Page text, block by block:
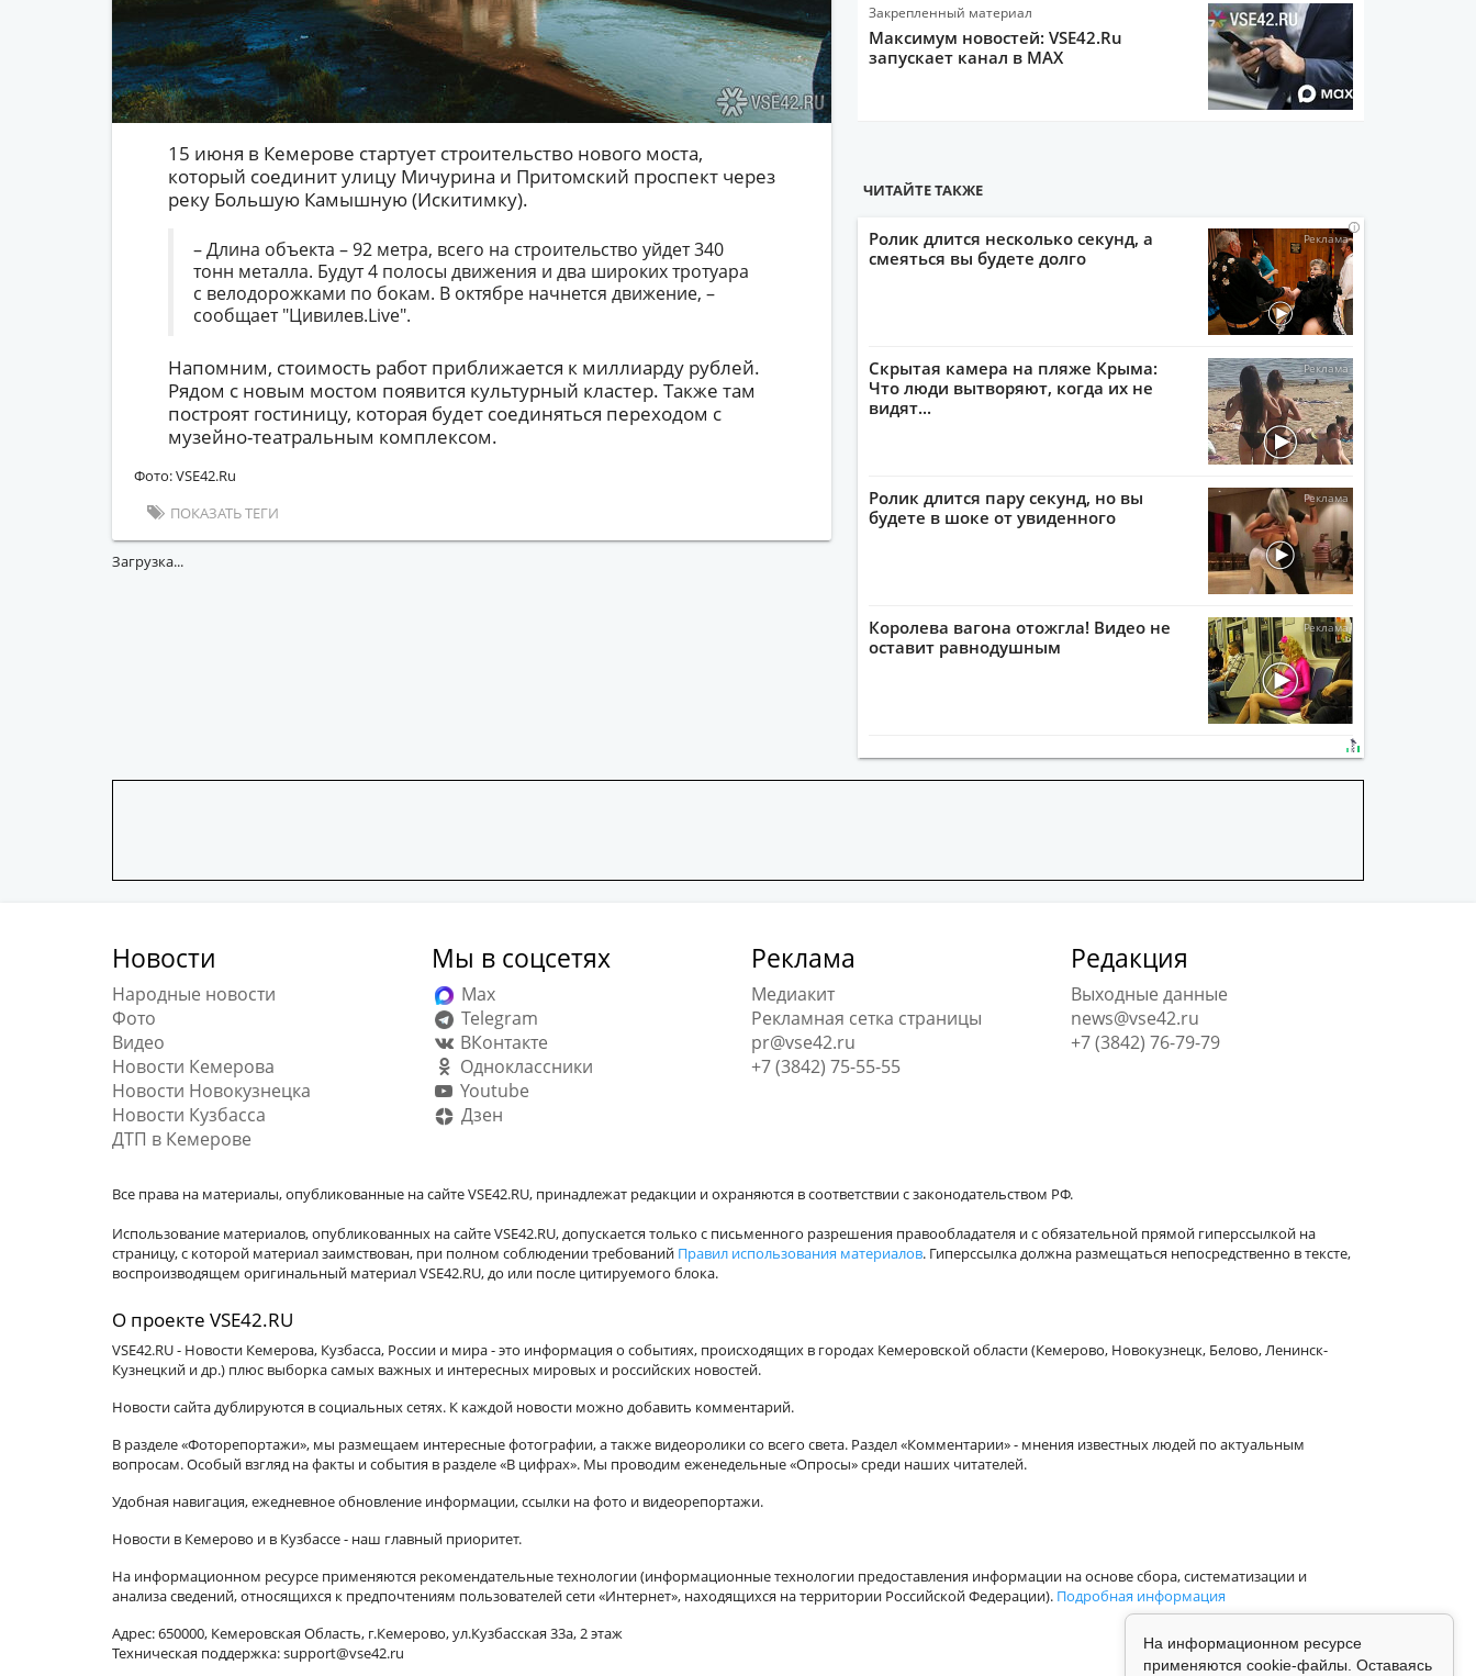
15 июня в Кемерове стартует строительство нового моста,
который соединит улицу Мичурина и Притомский проспект через
реку Большую Камышную (Искитимку).
– Длина объекта – 92 метра, всего на строительство уйдет 340
тонн металла. Будут 4 полосы движения и два широких тротуара
с велодорожками по бокам. В октябре начнется движение, –
сообщает "Цивилев.Live".
Напомним, стоимость работ приближается к миллиарду рублей.
Рядом с новым мостом появится культурный кластер. Также там
построят гостиницу, которая будет соединяться переходом с
музейно-театральным комплексом.
Фото: VSE42.Ru
ПОКАЗАТЬ ТЕГИ
Загрузка...
Закрепленный материал
Максимум новостей: VSE42.Ru
запускает канал в MAX
ЧИТАЙТЕ ТАКЖЕ
i
Ролик длится несколько секунд, а
смеяться вы будете долго
i
Скрытая камера на пляже Крыма:
Что люди вытворяют, когда их не
видят...
i
Ролик длится пару секунд, но вы
будете в шоке от увиденного
i
Королева вагона отожгла! Видео не
оставит равнодушным
Новости
Народные новости
Фото
Видео
Новости Кемерова
Новости Новокузнецка
Новости Кузбасса
ДТП в Кемерове
Мы в соцсетях
Max
Telegram
ВКонтакте
Одноклассники
Youtube
Дзен
Реклама
Медиакит
Рекламная сетка страницы
pr@vse42.ru
+7 (3842) 75-55-55
Редакция
Выходные данные
news@vse42.ru
+7 (3842) 76-79-79
Все права на материалы, опубликованные на сайте VSE42.RU, принадлежат редакции и охраняются в соответствии с законодательством РФ.
Использование материалов, опубликованных на сайте VSE42.RU, допускается только с письменного разрешения правообладателя и с обязательной прямой гиперссылкой на
страницу, с которой материал заимствован, при полном соблюдении требований Правил использования материалов. Гиперссылка должна размещаться непосредственно в тексте,
воспроизводящем оригинальный материал VSE42.RU, до или после цитируемого блока.
О проекте VSE42.RU
VSE42.RU - Новости Кемерова, Кузбасса, России и мира - это информация о событиях, происходящих в городах Кемеровской области (Кемерово, Новокузнецк, Белово, Ленинск-
Кузнецкий и др.) плюс выборка самых важных и интересных мировых и российских новостей.
Новости сайта дублируются в социальных сетях. К каждой новости можно добавить комментарий.
В разделе «Фоторепортажи», мы размещаем интересные фотографии, а также видеоролики со всего света. Раздел «Комментарии» - мнения известных людей по актуальным
вопросам. Особый взгляд на факты и события в разделе «В цифрах». Мы проводим еженедельные «Опросы» среди наших читателей.
Удобная навигация, ежедневное обновление информации, ссылки на фото и видеорепортажи.
Новости в Кемерово и в Кузбассе - наш главный приоритет.
На информационном ресурсе применяются рекомендательные технологии (информационные технологии предоставления информации на основе сбора, систематизации и
анализа сведений, относящихся к предпочтениям пользователей сети «Интернет», находящихся на территории Российской Федерации). Подробная информация
Адрес: 650000, Кемеровская Область, г.Кемерово, ул.Кузбасская 33а, 2 этаж
Техническая поддержка: support@vse42.ru
На информационном ресурсе
применяются cookie-файлы. Оставаясь